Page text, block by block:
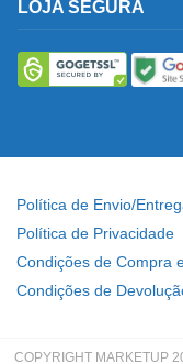
LOJA SEGURA
Política de Envio/
Política de Privacidade
Condições de Compra
Condições de
COPYRIGHT MARKETUP